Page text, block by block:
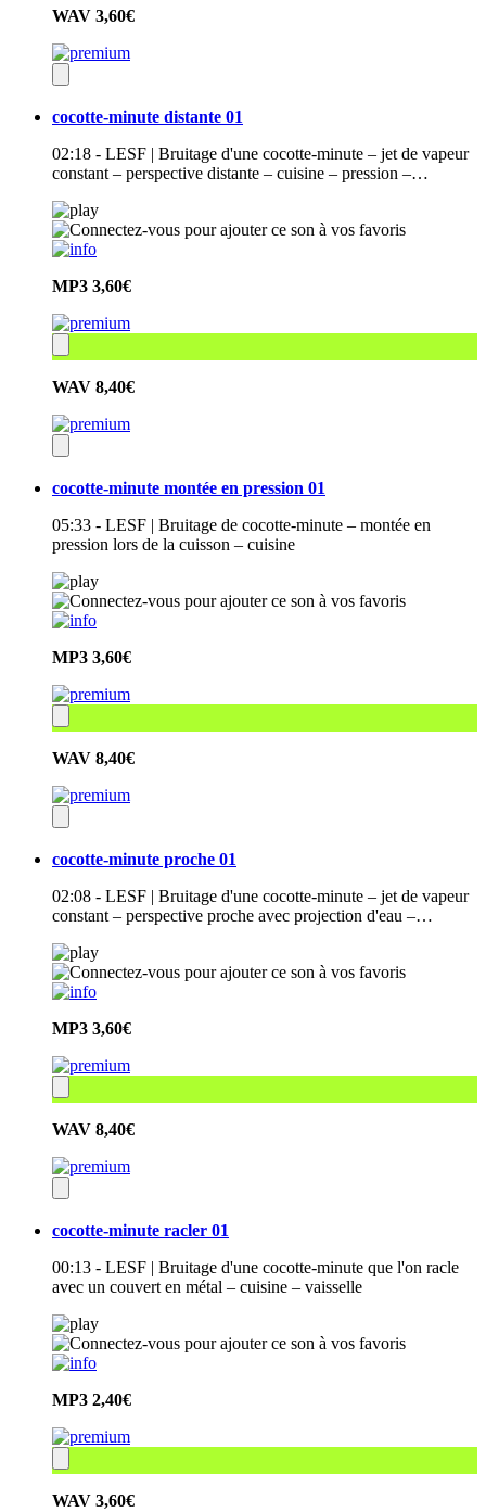
WAV 3,60€
cocotte-minute distante 01
02:18 - LESF | Bruitage d'une cocotte-minute – jet de vapeur
constant – perspective distante – cuisine – pression –…
MP3 3,60€
WAV 8,40€
cocotte-minute montée en pression 01
05:33 - LESF | Bruitage de cocotte-minute – montée en
pression lors de la cuisson – cuisine
MP3 3,60€
WAV 8,40€
cocotte-minute proche 01
02:08 - LESF | Bruitage d'une cocotte-minute – jet de vapeur
constant – perspective proche avec projection d'eau –…
MP3 3,60€
WAV 8,40€
cocotte-minute racler 01
00:13 - LESF | Bruitage d'une cocotte-minute que l'on racle
avec un couvert en métal – cuisine – vaisselle
MP3 2,40€
WAV 3,60€